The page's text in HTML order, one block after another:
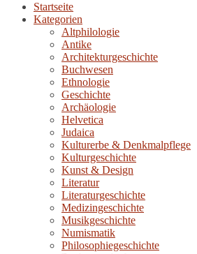
Startseite
Kategorien
Altphilologie
Antike
Architekturgeschichte
Buchwesen
Ethnologie
Geschichte
Archäologie
Helvetica
Judaica
Kulturerbe & Denkmalpflege
Kulturgeschichte
Kunst & Design
Literatur
Literaturgeschichte
Medizingeschichte
Musikgeschichte
Numismatik
Philosophiegeschichte